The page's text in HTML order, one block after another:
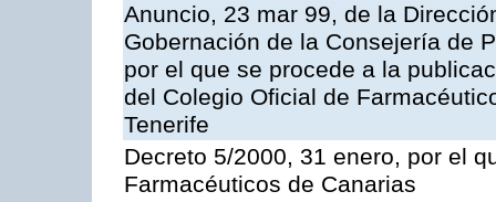
Anuncio, 23 mar 99, de la
Gobernación de la Consejería de
por el que se procede a la
del Colegio Oficial de
Tenerife
Decreto 5/2000, 31 enero, por el
Farmacéuticos de Canarias